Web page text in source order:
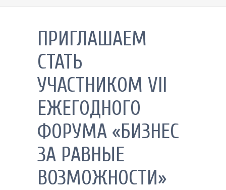
ПРИГЛАШАЕМ
СТАТЬ
УЧАСТНИКОМ VII
ЕЖЕГОДНОГО
ФОРУМА «БИЗНЕС
ЗА РАВНЫЕ
ВОЗМОЖНОСТИ»